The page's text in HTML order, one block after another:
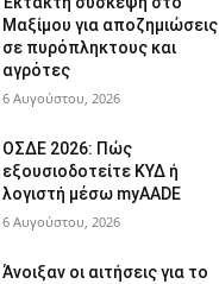
Μαξίμου για αποζημιώσεις
σε πυρόπληκτους και
αγρότες
6 Αυγούστου, 2026
ΟΣΔΕ 2026: Πώς
εξουσιοδοτείτε ΚΥΔ ή
λογιστή μέσω myAADE
6 Αυγούστου, 2026
Άνοιξαν οι αιτήσεις για το